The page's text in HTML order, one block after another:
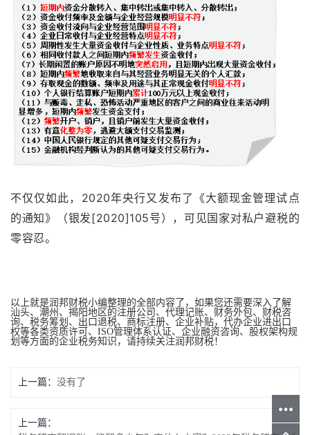
不仅仅如此，2020年央行又发布了《大额现金管理试点
的通知》（银发[2020]105号），可见国家对私户避税的
零容忍。
以上就是润邦财税小编整理的全部内容了，如果您还需要深入了解
汕头、潮州、揭阳地区的注册公司、代理记账、财务外包、财税咨
询、税务筹划、出口退税、商标注册、企业补贴，代办企业进出口
权等各类资质许可、ISO管理体系认证、企业融资咨询、股权架构规
划等方面的企业税务知识，请持续关注润邦财税！
上一篇： 没有了
上一篇：